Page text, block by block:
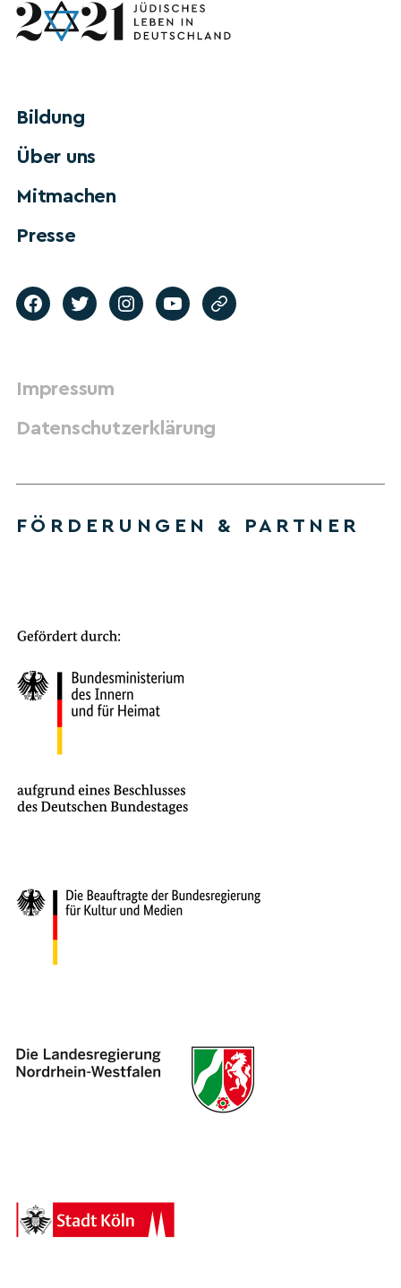
Bildung
Über uns
Mitmachen
Presse
Impressum
Datenschutzerklärung
FÖRDERUNGEN & PARTNER